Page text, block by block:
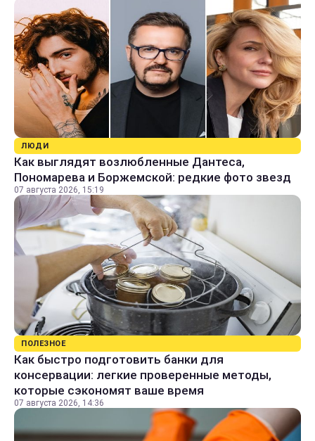
ЛЮДИ
Как выглядят возлюбленные Дантеса,
Пономарева и Боржемской: редкие фото звезд
07 августа 2026, 15:19
ПОЛЕЗНОЕ
Как быстро подготовить банки для
консервации: легкие проверенные методы,
которые сэкономят ваше время
07 августа 2026, 14:36